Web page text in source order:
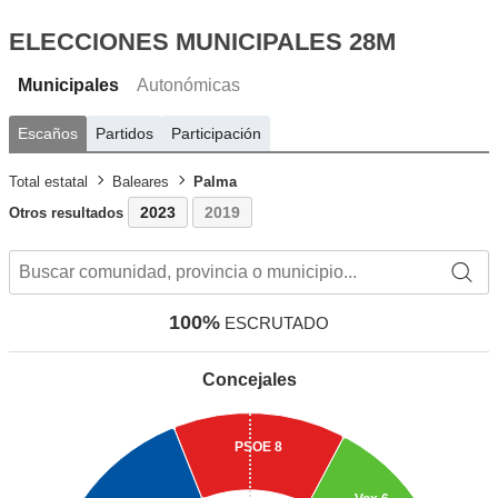
ELECCIONES MUNICIPALES 28M
Municipales Autonómicas
Escaños Partidos Participación
Total estatal Baleares
Palma
Otros resultados
2023 2019
100% ESCRUTADO
Concejales
PSOE 8